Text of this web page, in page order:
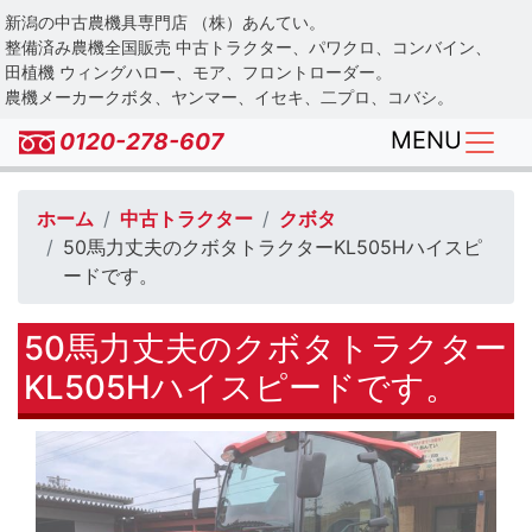
Skip
to
main
content
新潟の中古農機具専門店 （株）あんてい。
整備済み農機全国販売 中古トラクター、パワクロ、コンバイン、
田植機 ウィングハロー、モア、フロントローダー。
農機メーカークボタ、ヤンマー、イセキ、二プロ、コバシ。
0120-278-607 MENU
ホーム 中古トラクター
クボタ
50馬力丈夫のクボタトラクターKL505Hハイスピ
ードです。
50馬力丈夫のクボタトラクター
KL505Hハイスピードです。